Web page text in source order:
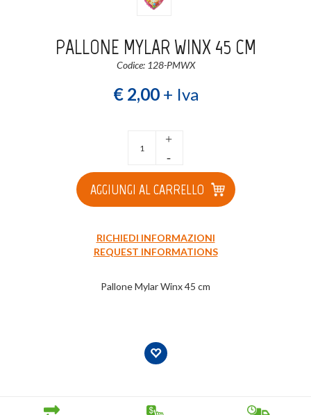
Wishlist
PALLONE MYLAR WINX 45 CM
Codice: 128-PMWX
€ 2,00+ Iva
+
-
AGGIUNGI AL CARRELLO
RICHIEDI INFORMAZIONI
REQUEST INFORMATIONS
Pallone Mylar Winx 45 cm